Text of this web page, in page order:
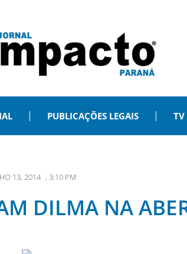
PUBLICAÇÕES LEGAIS TV
13, 2014 , 3:10 PM
DILMA NA